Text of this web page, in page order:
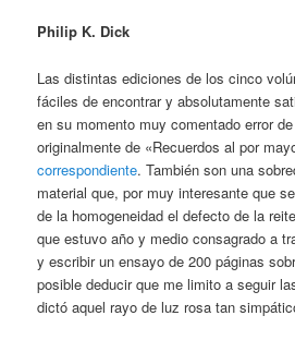
Philip K. Dick
Las distintas ediciones de los cinco
fáciles de encontrar y absolutamente
en su momento muy comentado error
originalmente de «Recuerdos al por
correspondiente. También son una
material que, por muy interesante que
de la homogeneidad el defecto de la
que estuvo año y medio consagrado a
y escribir un ensayo de 200 páginas
posible deducir que me limito a seguir
dictó aquel rayo de luz rosa tan